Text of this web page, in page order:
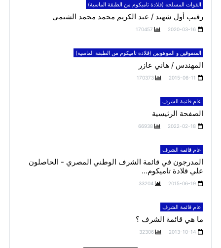
القوات المسلحه (قلادة تاميكوم من الطبقة الماسية)
رقيب أول شهيد / عبد الكريم محمد محمد الشيمي
2020-03-16
170457
المتفوقين و الموهوبين (قلادة تاميكوم من الطبقة الماسية)
المهندس / هاني عازر
2015-06-11
170373
عام قائمة الشرف
الصفحة الرئيسية
2022-02-18
66938
عام قائمة الشرف
المدرجون في قائمة الشرف الوطني المصري - الحاصلون
علي قلادة تاميكوم...
2015-06-19
33204
عام قائمة الشرف
ما هي قائمة الشرف ؟
2013-10-14
32306